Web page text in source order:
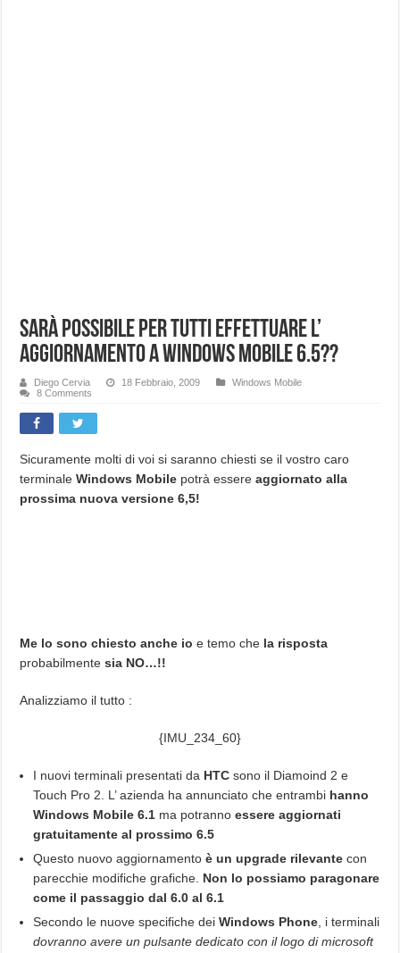
Sarà possibile per tutti effettuare l’
aggiornamento a Windows Mobile 6.5??
Diego Cervia 18 Febbraio, 2009
Windows Mobile
8 Comments
Sicuramente molti di voi si saranno chiesti se il vostro caro
terminaleWindows Mobile potrà essereaggiornato alla
prossima nuova versione 6,5!
Me lo sono chiesto anche io e temo che la risposta
probabilmente sia NO…!!
Analizziamo il tutto :
{IMU_234_60}
I nuovi terminali presentati da HTCsono il Diamoind 2 e
Touch Pro 2. L’ azienda ha annunciato che entrambi hanno
Windows Mobile 6.1 ma potranno essere aggiornati
gratuitamente al prossimo 6.5
Questo nuovo aggiornamentoè un upgrade rilevante con
parecchie modifiche grafiche. Non lo possiamo paragonare
come il passaggio dal 6.0 al 6.1
Secondo le nuove specifiche deiWindows Phone, i terminali
dovranno avere un pulsante dedicato con il logo di microsoft